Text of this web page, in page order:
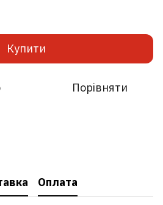
Купити
Порівняти
Оплата